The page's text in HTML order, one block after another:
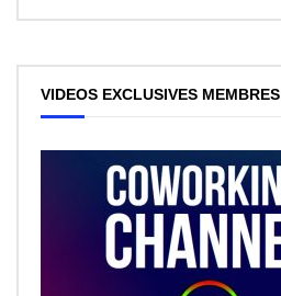
VIDEOS EXCLUSIVES MEMBRES